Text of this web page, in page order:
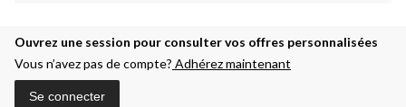
Ouvrez une session pour consulter vos offres personnalisées
Vous n’avez pas de compte? Adhérez maintenant
Se connecter